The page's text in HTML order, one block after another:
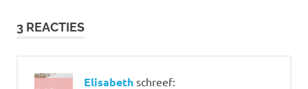
3 REACTIES
Elisabeth schreef: